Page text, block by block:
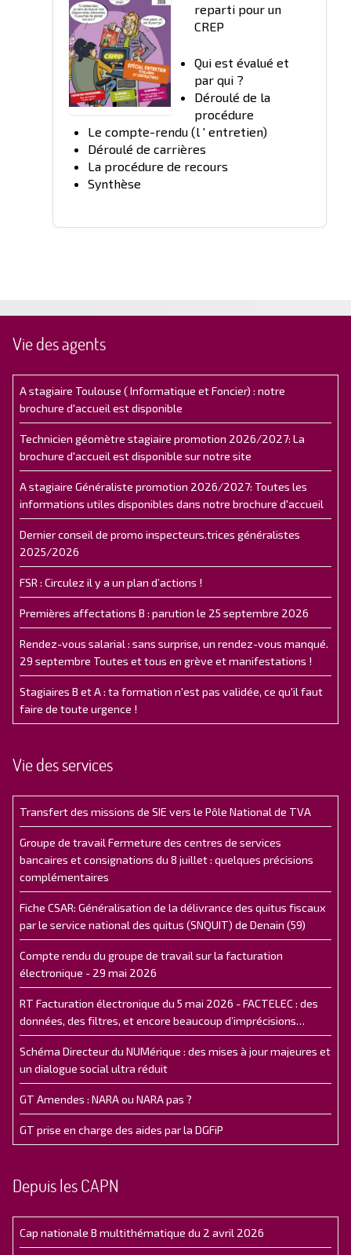
reparti pour un
CREP
Qui est évalué et
par qui ?
Déroulé de la
procédure
Le compte-rendu (l ' entretien)
Déroulé de carrières
La procédure de recours
Synthèse
Vie des agents
A stagiaire Toulouse ( Informatique et Foncier) : notre
brochure d'accueil est disponible
Technicien géomètre stagiaire promotion 2026/2027: La
brochure d'accueil est disponible sur notre site
A stagiaire Généraliste promotion 2026/2027: Toutes les
informations utiles disponibles dans notre brochure d'accueil
Dernier conseil de promo inspecteurs.trices généralistes
2025/2026
FSR : Circulez il y a un plan d’actions !
Premières affectations B : parution le 25 septembre 2026
Rendez-vous salarial : sans surprise, un rendez-vous manqué.
29 septembre Toutes et tous en grève et manifestations !
Stagiaires B et A : ta formation n'est pas validée, ce qu'il faut
faire de toute urgence !
Vie des services
Transfert des missions de SIE vers le Pôle National de TVA
Groupe de travail Fermeture des centres de services
bancaires et consignations du 8 juillet : quelques précisions
complémentaires
Fiche CSAR: Généralisation de la délivrance des quitus fiscaux
par le service national des quitus (SNQUIT) de Denain (59)
Compte rendu du groupe de travail sur la facturation
électronique - 29 mai 2026
RT Facturation électronique du 5 mai 2026 - FACTELEC : des
données, des filtres, et encore beaucoup d’imprécisions…
Schéma Directeur du NUMérique : des mises à jour majeures et
un dialogue social ultra réduit
GT Amendes : NARA ou NARA pas ?
GT prise en charge des aides par la DGFiP
Depuis les CAPN
Cap nationale B multithématique du 2 avril 2026